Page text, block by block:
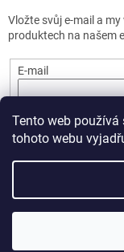
Tento web
tohoto webu
Vložte svůj e-mail a
produktech na našem
E-mail
PŘIHLÁSIT SE